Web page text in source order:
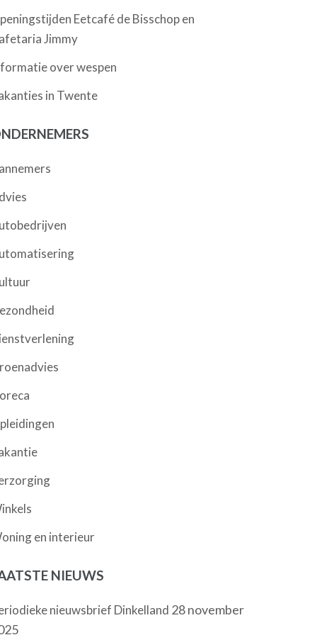
Eetcafé de Bisschop en
Jimmy
over wespen
in Twente
en interieur
NIEUWS
nieuwsbrief Dinkelland 28 november